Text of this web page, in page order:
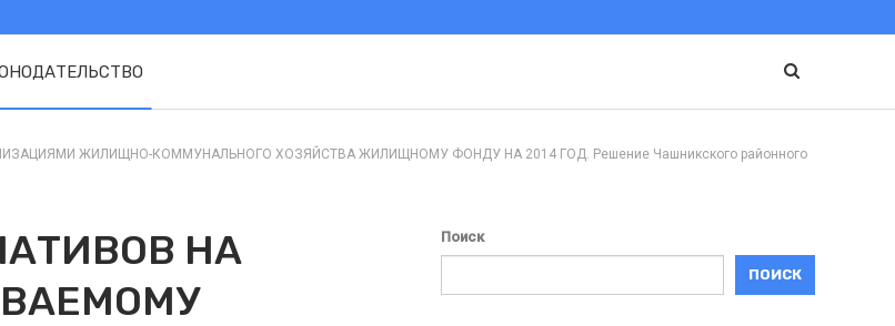
ЖИЛИЩНО-КОММУНАЛЬНОГО ХОЗЯЙСТВА ЖИЛИЩНОМУ ФОНДУ НА 2014 ГОД. Решение Чашникского районного
НА
Поиск
ПОИСК